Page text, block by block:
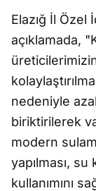
Elazığ İl Özel
açıklamada,
nedeniyle
biriktirilerek
modern
yapılması,
kullanımını